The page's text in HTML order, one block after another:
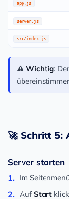
app.js
server.js
src/index.js
⚠️ Wichtig:
🚀 Schritt 5:
Server starten
Im
AufStart